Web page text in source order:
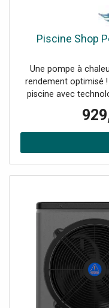
Piscine Shop
Une pompe à
rendement optimisé
piscine avec
application mobile.